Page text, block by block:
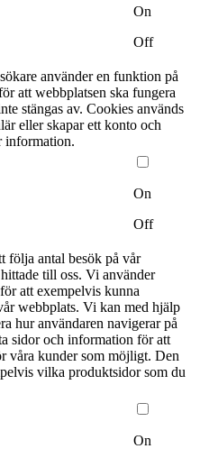
On
Off
använder en funktion på
att webbplatsen ska fungera
stängas av. Cookies används
eller skapar ett konto och
information.
On
Off
följa antal besök på vår
till oss. Vi använder
att exempelvis kunna
webbplats. Vi kan med hjälp
hur användaren navigerar på
sidor och information för att
våra kunder som möjligt. Den
vilka produktsidor som du
On